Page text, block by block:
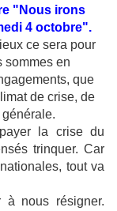
"Nous irons
4 octobre".
ce sera pour
sommes en
que
de crise, de
la crise du
trinquer. Car
tout va
à nous résigner.